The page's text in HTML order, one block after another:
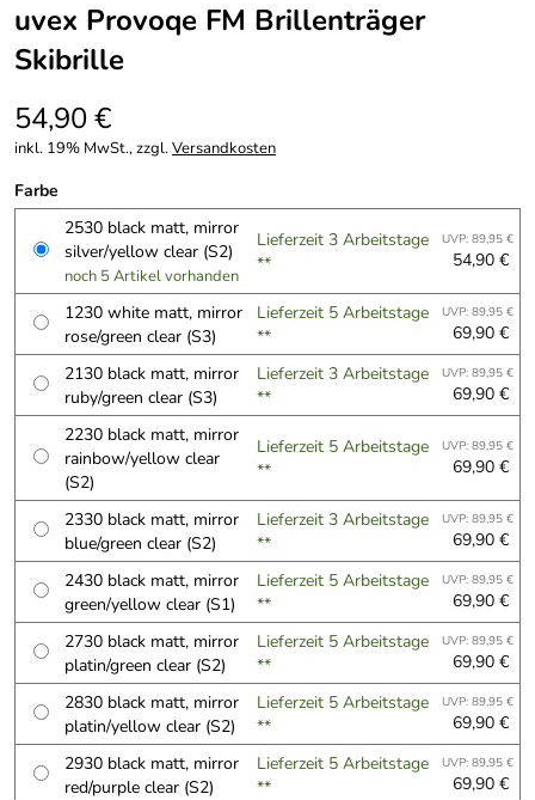
uvex Provoqe FM Brillenträger
Skibrille
54,90 €
inkl. 19% MwSt., zzgl.Versandkosten
Farbe
2530 black matt, mirror
silver/yellow clear (S2)
noch 5 Artikel vorhanden
Lieferzeit 3 Arbeitstage
**
UVP: 89,95 €
54,90 €
1230 white matt, mirror
rose/green clear (S3)
Lieferzeit 5 Arbeitstage
**
UVP: 89,95 €
69,90 €
2130 black matt, mirror
ruby/green clear (S3)
Lieferzeit 3 Arbeitstage
**
UVP: 89,95 €
69,90 €
2230 black matt, mirror
rainbow/yellow clear
(S2)
Lieferzeit 5 Arbeitstage
**
UVP: 89,95 €
69,90 €
2330 black matt, mirror
blue/green clear (S2)
Lieferzeit 3 Arbeitstage
**
UVP: 89,95 €
69,90 €
2430 black matt, mirror
green/yellow clear (S1)
Lieferzeit 5 Arbeitstage
**
UVP: 89,95 €
69,90 €
2730 black matt, mirror
platin/green clear (S2)
Lieferzeit 5 Arbeitstage
**
UVP: 89,95 €
69,90 €
2830 black matt, mirror
platin/yellow clear (S2)
Lieferzeit 5 Arbeitstage
**
UVP: 89,95 €
69,90 €
2930 black matt, mirror
red/purple clear (S2)
Lieferzeit 5 Arbeitstage
**
UVP: 89,95 €
69,90 €